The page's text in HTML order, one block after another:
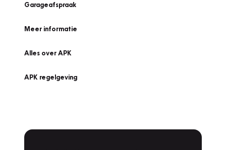
Garageafspraak
Meer informatie
Alles over APK
APK regelgeving